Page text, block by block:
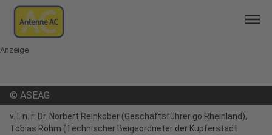
menu
Anzeige
© ASEAG
v. l. n. r: Dr. Norbert Reinkober (Geschäftsführer go.Rheinland),
Tobias Röhm (Technischer Beigeordneter der Kupferstadt